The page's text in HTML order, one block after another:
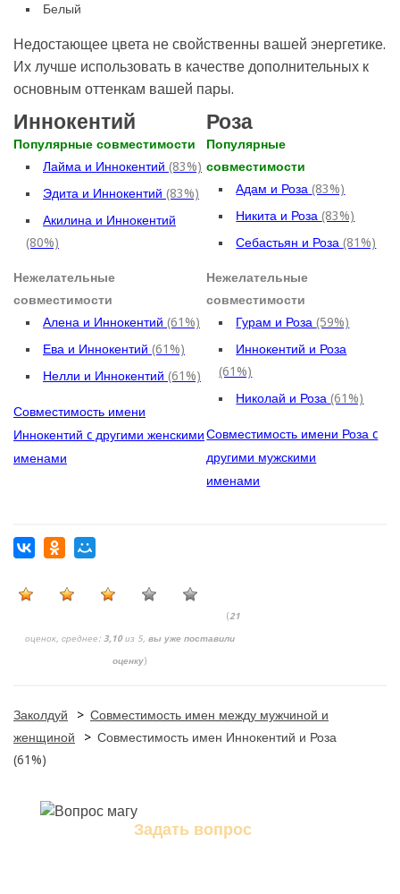
Белый
Недостающее цвета не свойственны вашей энергетике.
Их лучше использовать в качестве дополнительных к
основным оттенкам вашей пары.
Иннокентий
Популярные совместимости
Лайма и Иннокентий (83%)
Эдита и Иннокентий (83%)
Акилина и Иннокентий
(80%)
Нежелательные
совместимости
Алена и Иннокентий (61%)
Ева и Иннокентий (61%)
Нелли и Иннокентий (61%)
Совместимость имени
Иннокентий c другими женскими
именами
Роза
Популярные
совместимости
Адам и Роза(83%)
Никита и Роза(83%)
Себастьян и Роза(81%)
Нежелательные
совместимости
Гурам и Роза(59%)
Иннокентий и Роза
(61%)
Николай и Роза(61%)
Совместимость имени Роза c
другими мужскими
именами
(21
оценок, среднее: 3,10из 5, вы уже поставили
оценку)
Заколдуй > Совместимость имен между мужчиной и
женщиной
> Совместимость имен Иннокентий и Роза
(61%)
Задать вопрос